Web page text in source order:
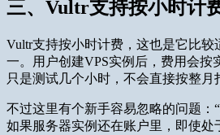
三、Vultr支持按小时计
Vultr支持按小时计费，这也是它比较
一。用户创建VPS实例后，费用会按
只是测试几个小时，不会直接按整月
不过这里有个新手容易忽略的问题：
如果服务器实例还在账户里，即使处